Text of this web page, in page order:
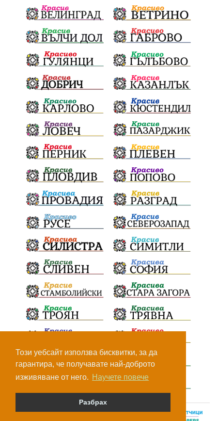
Този уебсайт използва бисквитки, за да
гарантира, че получавате най-доброто
изживяване от него. Научете повече
Разбрах
© Всички права са запазени, 2026.